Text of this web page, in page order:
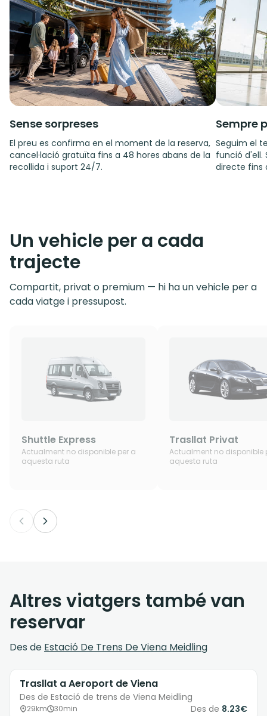
Sense sorpreses
El preu es confirma en el moment de la reserva,
cancel·lació gratuïta fins a 48 hores abans de la
recollida i suport 24/7.
Sempre
Seguim el
funció d'ell.
directe fins
Un vehicle per a cada
trajecte
Compartit, privat o premium — hi ha un vehicle per a
cada viatge i pressupost.
Shuttle Express
Actualment no disponible per a
aquesta ruta
Trasllat Privat
Actualment no disponible
aquesta ruta
Altres viatgers també van
reservar
Des de Estació De Trens De Viena Meidling
Trasllat a Aeroport de Viena
Des de Estació de trens de Viena Meidling
29km 30min Des de 8.23€